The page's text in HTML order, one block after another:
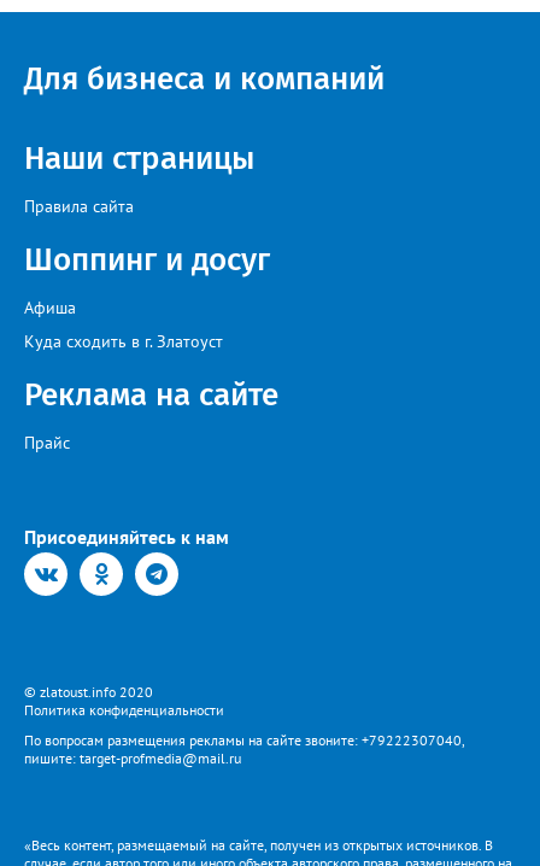
возможность улучшить свои позиции в турнирной таблице и
лидирует «Звезда» из Чебаркуля, в первую тройку также вошли
две челябинские команды – «Спартак» и «Метар».
Для бизнеса и компаний
Наши страницы
Правила сайта
Шоппинг и досуг
Афиша
Куда сходить в г. Златоуст
Реклама на сайте
Прайс
Присоединяйтесь к нам
© zlatoust.info 2020
Политика конфиденциальности
По вопросам размещения рекламы на сайте звоните: +79222307040,
пишите: target-profmedia@mail.ru
«Весь контент, размещаемый на сайте, получен из открытых источников. В